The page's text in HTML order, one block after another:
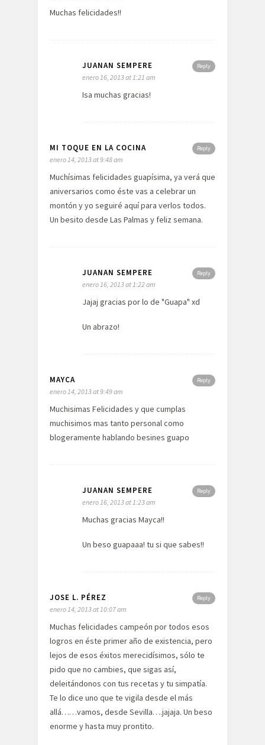
Muchas felicidades!!
Reply
JUANAN SEMPERE
enero 16, 2013 at 1:21 am
Isa muchas gracias!
Reply
MI TOQUE EN LA COCINA
enero 14, 2013 at 9:48 am
Muchísimas felicidades guapísima, ya verá que
aniversarios como éste vas a celebrar un
montón y yo seguiré aquí para verlos todos.
Un besito desde Las Palmas y feliz semana.
Reply
JUANAN SEMPERE
enero 16, 2013 at 1:22 am
Jajaj gracias por lo de "Guapa" xd
Un abrazo!
Reply
MAYCA
enero 14, 2013 at 9:49 am
Muchisimas Felicidades y que cumplas
muchisimos mas tanto personal como
blogeramente hablando besines guapo
Reply
JUANAN SEMPERE
enero 16, 2013 at 1:23 am
Muchas gracias Mayca!!
Un beso guapaaa! tu si que sabes!!
Reply
JOSE L. PÉREZ
enero 14, 2013 at 10:07 am
Muchas felicidades campeón por todos esos
logros en éste primer año de existencia, pero
lejos de esos éxitos merecidísimos, sólo te
pido que no cambies, que sigas así,
deleitándonos con tus recetas y tu simpatía.
Te lo dice uno que te vigila desde el más
allá……vamos, desde Sevilla….jajaja. Un beso
enorme y hasta muy prontito.